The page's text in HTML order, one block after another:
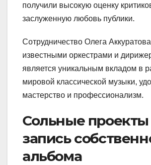
получили высокую оценку
заслуженную любовь публики.
Сотрудничество Олега
известными оркестрами и
является уникальным вкладом в
мировой классической музыки,
мастерство и профессионализм.
Сольные
запись
альбома